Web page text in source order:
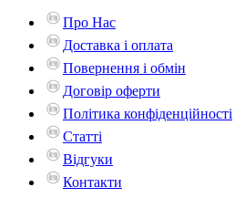
Про Нас
Доставка і оплата
Повернення і обмін
Договір оферти
Політика конфіденційності
Статті
Відгуки
Контакти